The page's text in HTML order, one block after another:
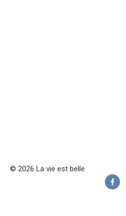
© 2026 La vie est belle